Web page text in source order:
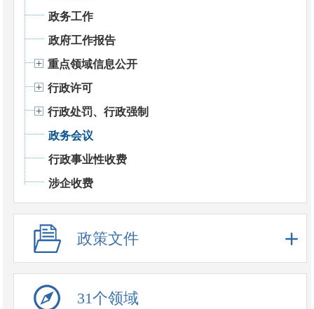
政务工作
政府工作报告
重点领域信息公开
行政许可
行政处罚、行政强制
政务会议
行政事业性收费
涉企收费
政策文件
31个领域